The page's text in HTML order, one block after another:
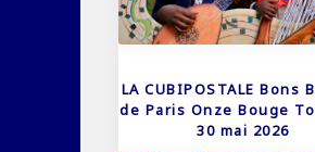
LA CUBIPOSTALE Bons
de Paris Onze Bouge
30 mai 2026